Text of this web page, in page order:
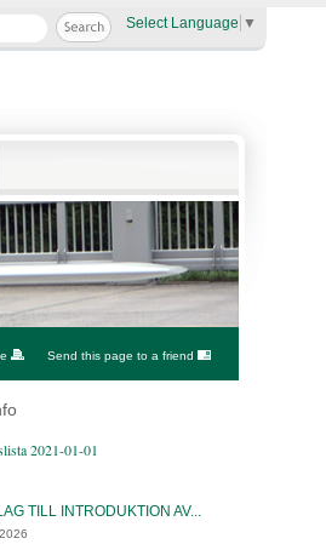
Select Language ▼
Send this page to a friend
2021-01-01
TILL INTRODUKTION AV...